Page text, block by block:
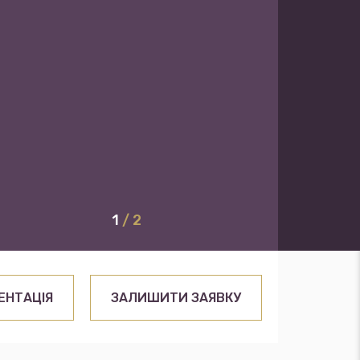
1 / 2
ЗАЛИШИТИ ЗАЯВКУ